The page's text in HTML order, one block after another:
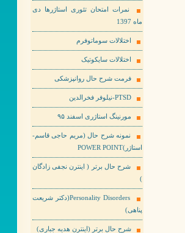
نمرات امتحان تئوری استاژرها دی
ماه 1397
اختلالات سوماتوفرم
اختلالات سایکوتیک
فرمت شرح حال روانپزشکی
PTSD-نیلوفر فخرالدین
مورنینگ استاژری اسفند ۹۵
نمونه شرح حال (مریم حاجی قاسم-
استاژر)POWER POINT
شرح حال برتر ( اینترن نجفی زادگان
)
Personality Disorders(دکتر شریعت
پناهی)
شرح حال برتر (اینترن هدیه جباری)